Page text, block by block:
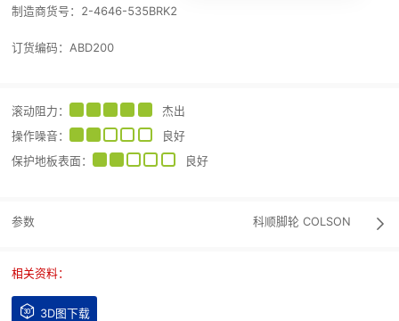
制造商货号： 2-4646-535BRK2
订货编码： ABD200
滚动阻力 ：
杰出
操作噪音 ：
良好
保护地板表面 ： 良好
参数 科顺脚轮 COLSON 
相关资料：
 3D图下载